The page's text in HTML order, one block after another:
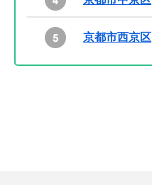
京都市西京区